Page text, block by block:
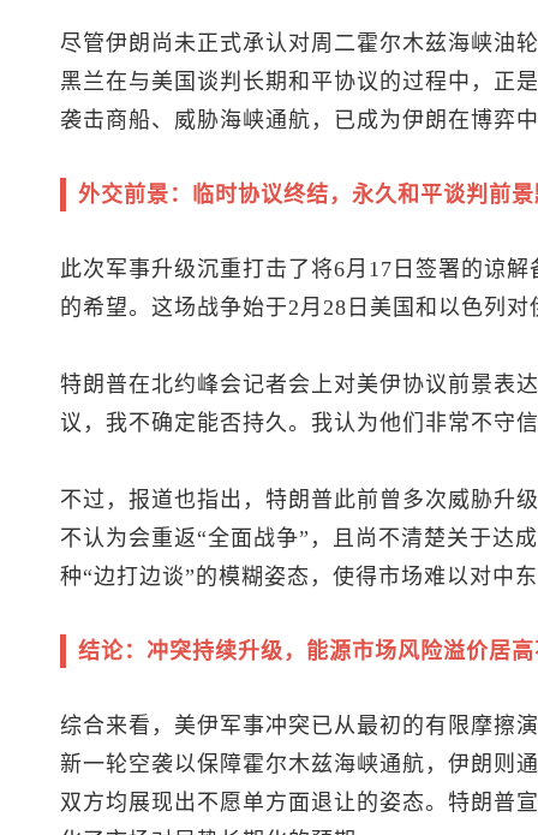
尽管伊朗尚未正式承认对周二霍尔木兹海峡油
黑兰在与美国谈判长期和平协议的过程中，正
袭击商船、威胁海峡通航，已成为伊朗在博弈
外交前景：临时协议终结，永久和平谈判前
此次军事升级沉重打击了将6月17日签署的谅
的希望。这场战争始于2月28日美国和以色列
特朗普在北约峰会记者会上对美伊协议前景表
议，我不确定能否持久。我认为他们非常不守
不过，报道也指出，特朗普此前曾多次威胁升
不认为会重返“全面战争”，且尚不清楚关于达
种“边打边谈”的模糊姿态，使得市场难以对中
结论：冲突持续升级，能源市场风险溢价居
综合来看，美伊军事冲突已从最初的有限摩擦
新一轮空袭以保障霍尔木兹海峡通航，伊朗则
双方均展现出不愿单方面退让的姿态。特朗普